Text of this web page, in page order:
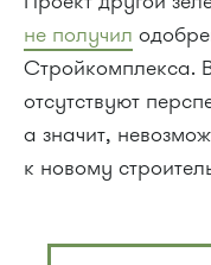
не получил
Стройкомплекса.
отсутствуют
а значит,
к новому